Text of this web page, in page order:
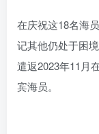
在庆祝这18名海
记其他仍处于困
遣返2023年11月
宾海员。